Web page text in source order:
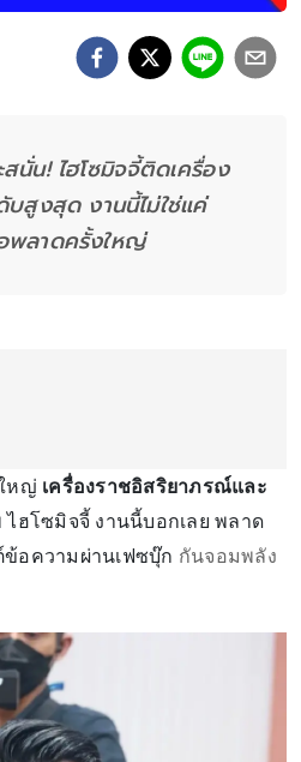
นั่น! ไฮโซมิจจี้ติดเครื่อง
บสูงสุด งานนี้ไม่ใช่แค่
พลาดครั้งใหญ่
หญ่ เครื่องราชอิสริยาภรณ์และ
ไฮโซมิจจี้ งานนี้บอกเลย พลาด
อความผ่านเฟซบุ๊ก กันจอมพลัง